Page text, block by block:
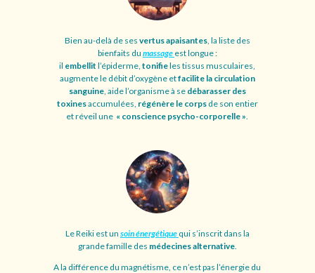
Bien au-delà de ses vertus apaisantes, la liste des
bienfaits du massage est longue :
il embellit l’épiderme,tonifieles tissus musculaires,
augmente le débit d’oxygène etfacilite la circulation
sanguine, aide l’organisme à se débarasser des
toxinesaccumulées, régénère le corpsde son entier
et réveil une « conscience psycho-corporelle »
Le Reiki est un soin énergétique qui s’inscrit dans la
grande famille des médecines alternative.
A la différence du magnétisme, ce n’est pas l’énergie du